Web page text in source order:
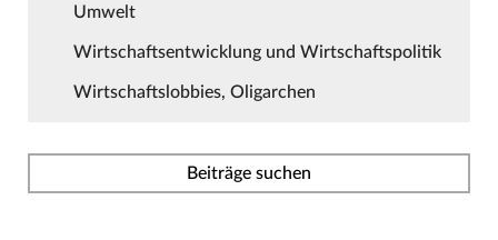
Umwelt
Wirtschaftsentwicklung und Wirtschaftspolitik
Wirtschaftslobbies, Oligarchen
Beiträge suchen